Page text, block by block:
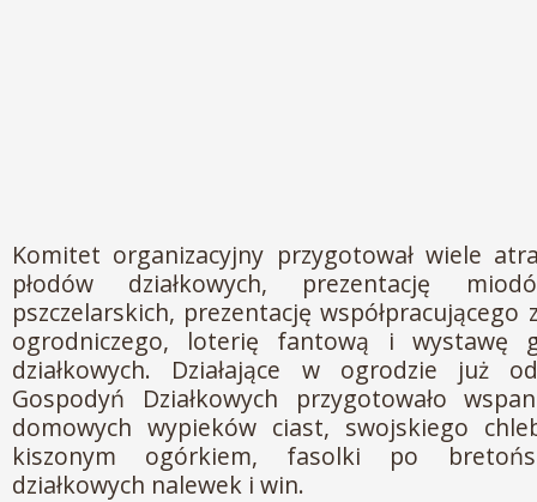
Komitet organizacyjny przygotował wiele
płodów działkowych, prezentację
pszczelarskich, prezentację
ogrodniczego, loterię fantową i wystawę
działkowych. Działające w ogrodzie już
Gospodyń Działkowych przygotowało
domowych wypieków ciast, swojskiego
kiszonym ogórkiem, fasolki po
działkowych nalewek i win.